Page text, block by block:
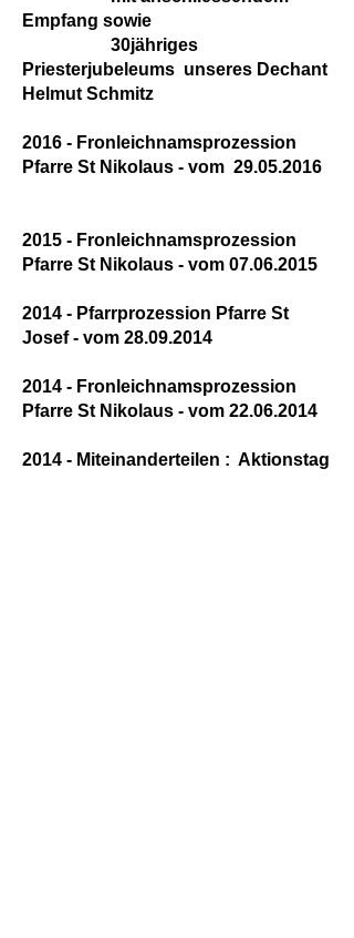
Empfang sowie
30jähriges
Priesterjubeleums unseres Dechant
Helmut Schmitz
2016 - Fronleichnamsprozession
Pfarre St Nikolaus - vom 29.05.2016
2015 - Fronleichnamsprozession
Pfarre St Nikolaus - vom 07.06.2015
2014 - Pfarrprozession Pfarre St
Josef - vom 28.09.2014
2014 - Fronleichnamsprozession
Pfarre St Nikolaus - vom 22.06.2014
2014 - Miteinanderteilen : Aktionstag